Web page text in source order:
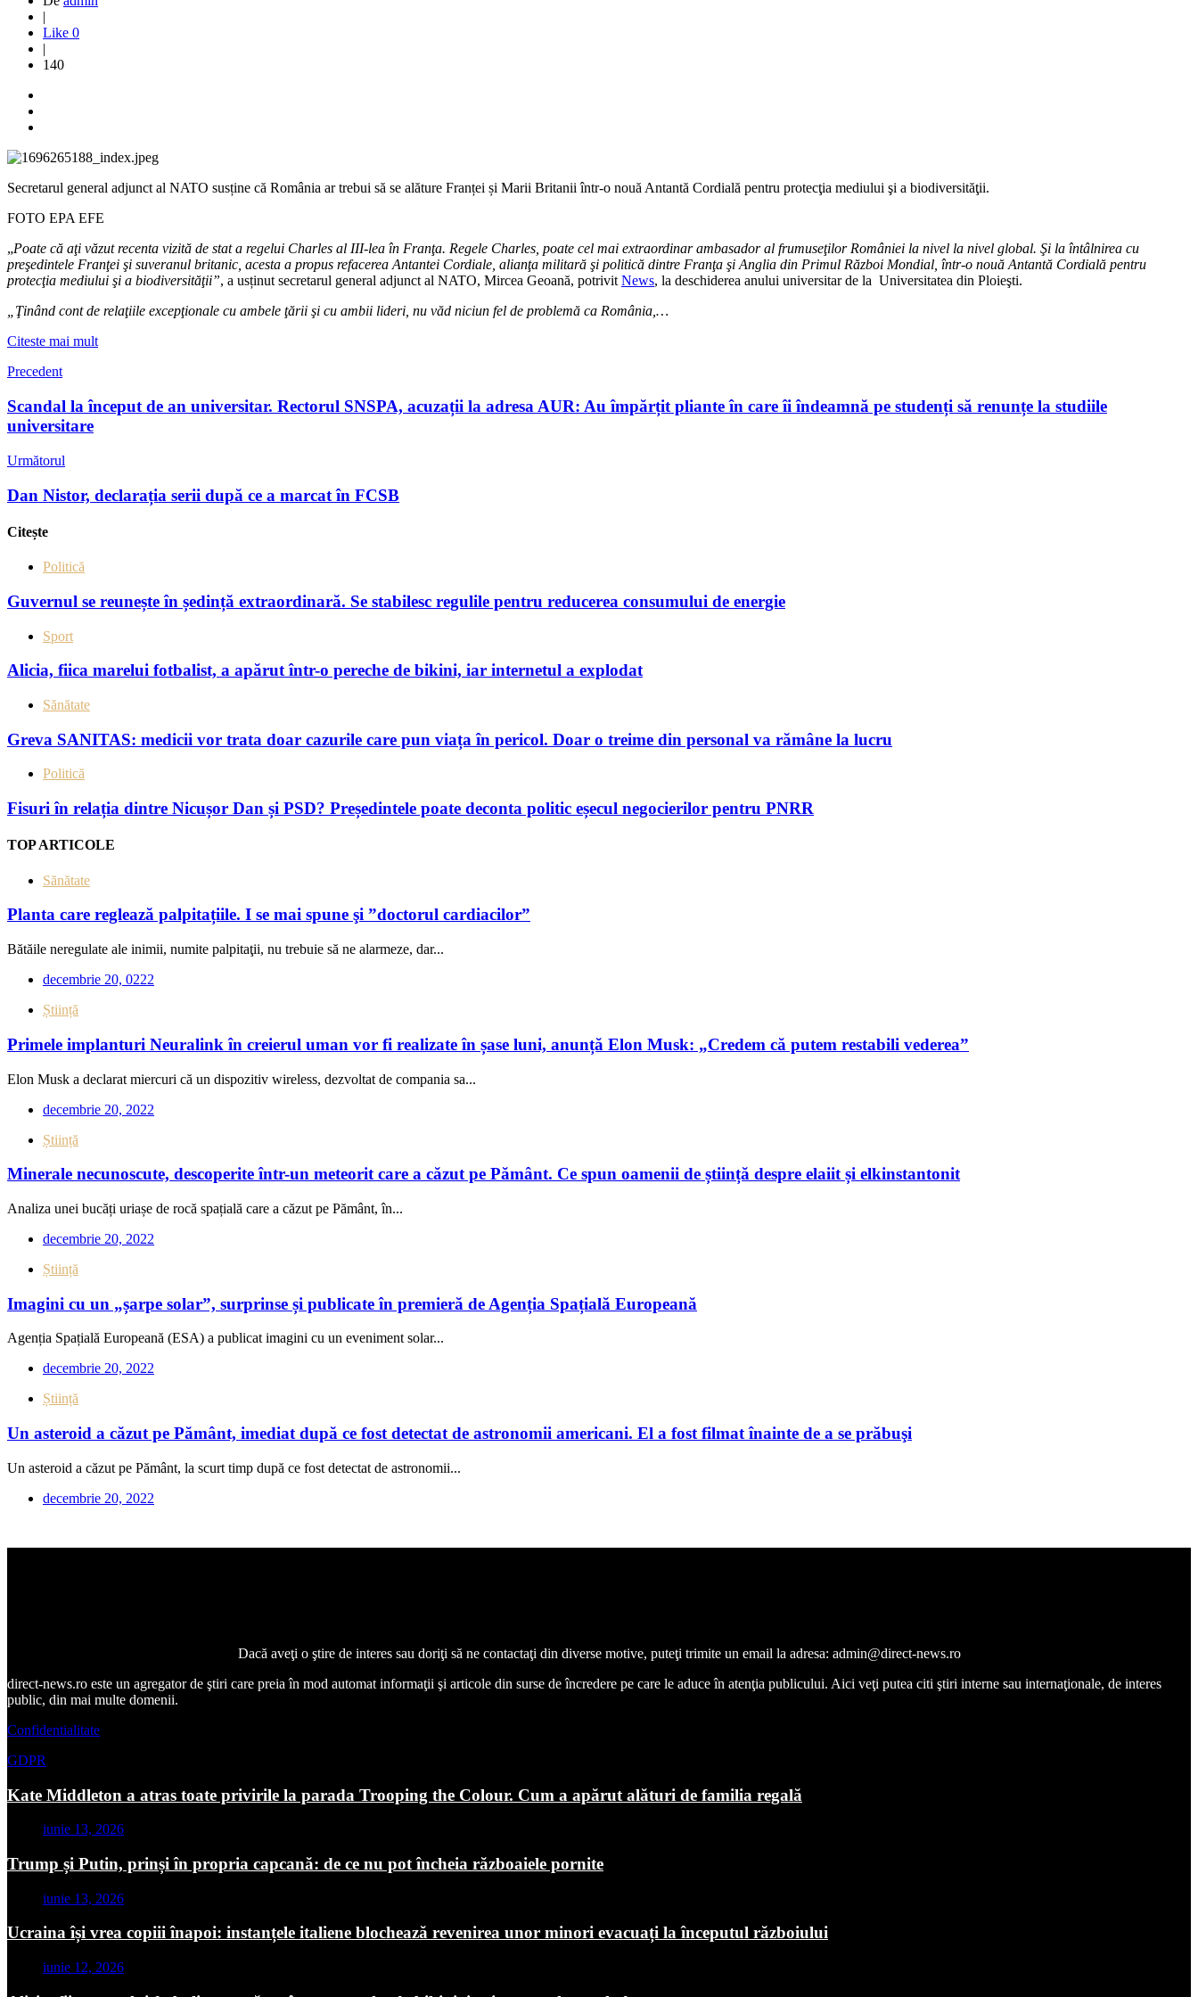
|
Like 0
|
140
Secretarul general adjunct al NATO susține că România ar trebui să se alăture Franței și Marii Britanii într-o nouă Antantă Cordială pentru protecţia mediului şi a biodiversităţii.
FOTO EPA EFE
„Poate că aţi văzut recenta vizită de stat a regelui Charles al III-lea în Franţa. Regele Charles, poate cel mai extraordinar ambasador al frumuseţilor României la nivel la nivel global. Şi la întâlnirea cu
preşedintele Franţei şi suveranul britanic, acesta a propus refacerea Antantei Cordiale, alianţa militară şi politică dintre Franţa şi Anglia din Primul Război Mondial, într-o nouă Antantă Cordială pentru
protecţia mediului şi a biodiversităţii”, a usținut secretarul general adjunct al NATO, Mircea Geoană, potrivitNews, la deschiderea anului universitar de la Universitatea din Ploieşti.
„Ţinând cont de relaţiile excepţionale cu ambele ţării şi cu ambii lideri, nu văd niciun fel de problemă ca România,…
Citeste mai mult
Precedent
Scandal la început de an universitar. Rectorul SNSPA, acuzații la adresa AUR: Au împărțit pliante în care îi îndeamnă pe studenți să renunțe la studiile
universitare
Următorul
Dan Nistor, declarația serii după ce a marcat în FCSB
Citește
Politică
Guvernul se reunește în ședință extraordinară. Se stabilesc regulile pentru reducerea consumului de energie
Sport
Alicia, fiica marelui fotbalist, a apărut într-o pereche de bikini, iar internetul a explodat
Sănătate
Greva SANITAS: medicii vor trata doar cazurile care pun viața în pericol. Doar o treime din personal va rămâne la lucru
Politică
Fisuri în relația dintre Nicușor Dan și PSD? Președintele poate deconta politic eșecul negocierilor pentru PNRR
TOP ARTICOLE
Sănătate
Planta care reglează palpitațiile. I se mai spune şi ”doctorul cardiacilor”
Bătăile neregulate ale inimii, numite palpitaţii, nu trebuie să ne alarmeze, dar...
decembrie 20, 0222
Știință
Primele implanturi Neuralink în creierul uman vor fi realizate în șase luni, anunță Elon Musk: „Credem că putem restabili vederea”
Elon Musk a declarat miercuri că un dispozitiv wireless, dezvoltat de compania sa...
decembrie 20, 2022
Știință
Minerale necunoscute, descoperite într-un meteorit care a căzut pe Pământ. Ce spun oamenii de știință despre elaiit și elkinstantonit
Analiza unei bucăți uriașe de rocă spațială care a căzut pe Pământ, în...
decembrie 20, 2022
Știință
Imagini cu un „șarpe solar”, surprinse și publicate în premieră de Agenția Spațială Europeană
Agenția Spațială Europeană (ESA) a publicat imagini cu un eveniment solar...
decembrie 20, 2022
Știință
Un asteroid a căzut pe Pământ, imediat după ce fost detectat de astronomii americani. El a fost filmat înainte de a se prăbuşi
Un asteroid a căzut pe Pământ, la scurt timp după ce fost detectat de astronomii...
decembrie 20, 2022
Dacă aveţi o ştire de interes sau doriţi să ne contactaţi din diverse motive, puteţi trimite un email la adresa: admin@direct-news.ro
direct-news.ro este un agregator de ştiri care preia în mod automat informaţii şi articole din surse de încredere pe care le aduce în atenţia publicului. Aici veţi putea citi ştiri interne sau internaţionale, de interes
public, din mai multe domenii.
Confidentialitate
GDPR
Kate Middleton a atras toate privirile la parada Trooping the Colour. Cum a apărut alături de familia regală
iunie 13, 2026
Trump și Putin, prinși în propria capcană: de ce nu pot încheia războaiele pornite
iunie 13, 2026
Ucraina își vrea copiii înapoi: instanțele italiene blochează revenirea unor minori evacuați la începutul războiului
iunie 12, 2026